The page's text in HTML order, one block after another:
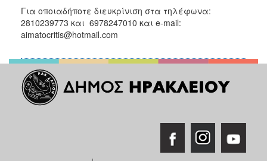
Για οποιαδήποτε διευκρίνιση στα τηλέφωνα:
2810239773 και 6978247010 και e-mail:
aimatocritis@hotmail.com